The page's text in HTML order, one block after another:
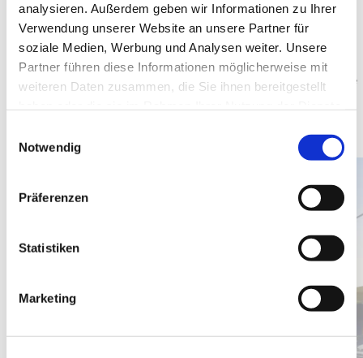
analysieren. Außerdem geben wir Informationen zu Ihrer
Verwendung unserer Website an unsere Partner für
soziale Medien, Werbung und Analysen weiter. Unsere
Partner führen diese Informationen möglicherweise mit
weiteren Daten zusammen, die Sie ihnen bereitgestellt
Notwendig
Präferenzen
Statistiken
Marketing
Falls Sie jemandem eine Freude machen wollen, melden Sie
sich bei unserem Kundendienst,Telefon 056 648 60 02. Diese
stellen Ihnen den Gutschein zusammen und Sie erhalten den
Gutschein per Post. Wenn es schneller gehen soll, kommen Sie
einfach vorbei und Ihnen wird der Gutschein direkt mitgegeben.